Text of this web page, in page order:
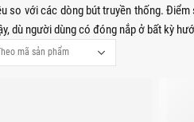
so với các dòng bút truyền thống.
dù người dùng có đóng nắp ở bất kỳ